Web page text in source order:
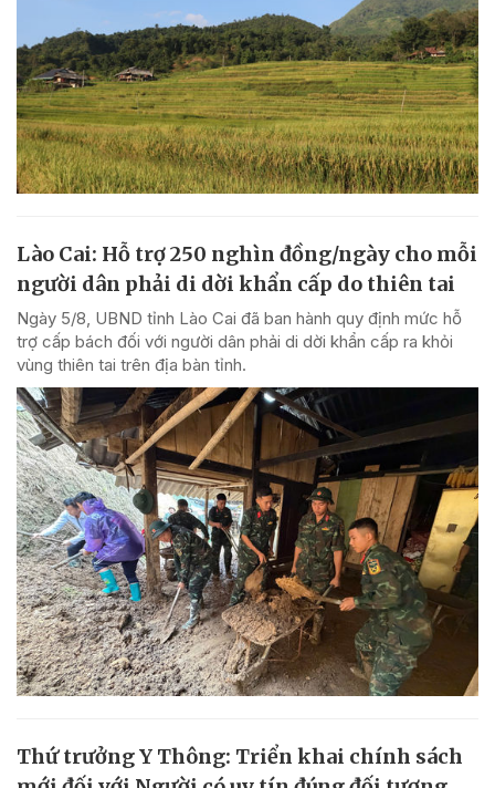
Lào Cai: Hỗ trợ 250 nghìn đồng/ngày cho mỗi
người dân phải di dời khẩn cấp do thiên tai
Ngày 5/8, UBND tỉnh Lào Cai đã ban hành quy định mức hỗ
trợ cấp bách đối với người dân phải di dời khẩn cấp ra khỏi
vùng thiên tai trên địa bàn tỉnh.
Thứ trưởng Y Thông: Triển khai chính sách